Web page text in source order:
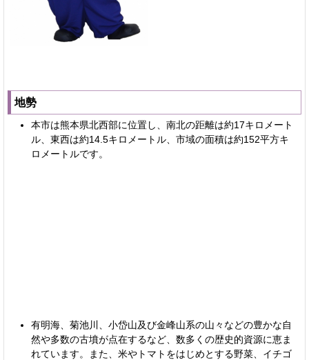
地勢
本市は熊本県北西部に位置し、南北の距離は約17キロメート
ル、東西は約14.5キロメートル、市域の面積は約152平方キ
ロメートルです。
有明海、菊池川、小岱山及び金峰山系の山々などの豊かな自
然や多数の古墳が点在するなど、数多くの歴史的資源に恵ま
れています。また、米やトマトをはじめとする野菜、イチゴ